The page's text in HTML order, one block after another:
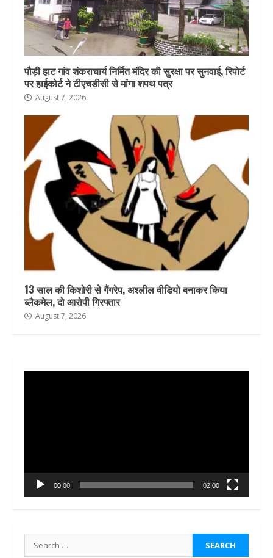
पौड़ी हाट गांव शंकराचार्य निर्मित मंदिर की सुरक्षा पर सुनवाई, रिपोर्ट
पर हाईकोर्ट ने टीएचडीसी से मांगा शपथ पत्र
August 7, 2026
13 साल की किशोरी से गैंगरेप, अश्लील वीडियो बनाकर किया
ब्लैकमेल, दो आरोपी गिरफ्तार
August 7, 2026
00:00 02:00
Search
for: